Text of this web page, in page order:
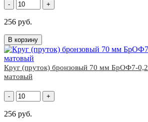
- +
256 руб.
В корзину
Круг (пруток) бронзовый 70 мм БрОФ7-0,2
матовый
- +
256 руб.